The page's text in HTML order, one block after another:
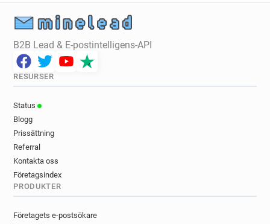
t**********@editions-tissot.fr
a*********@editions-tissot.fr
k******@editions-tissot.fr
c********@editions-tissot.fr
c******@editions-tissot.fr
s********@editions-tissot.fr
B2B Lead & E-postintelligens-API
RESURSER
Status
Blogg
Prissättning
Referral
Kontakta oss
Företagsindex
PRODUKTER
Företagets e-postsökare